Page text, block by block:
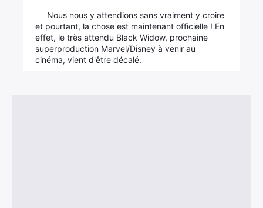
Nous nous y attendions sans vraiment y croire
et pourtant, la chose est maintenant officielle ! En
effet, le très attendu Black Widow, prochaine
superproduction Marvel/Disney à venir au
cinéma, vient d'être décalé.